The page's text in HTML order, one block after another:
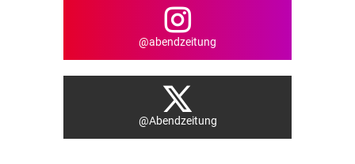
@abendzeitung
@Abendzeitung